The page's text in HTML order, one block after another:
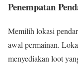
Penempatan
Memilih lokasi
awal permainan.
menyediakan loot